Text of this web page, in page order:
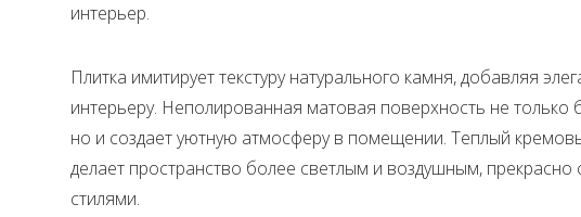
интерьер.
Плитка имитирует текстуру натурального камня, добавляя
интерьеру. Неполированная матовая поверхность не только
но и создает уютную атмосферу в помещении. Теплый
делает пространство более светлым и воздушным,
стилями.